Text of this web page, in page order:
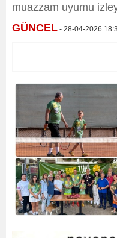
muazzam uyumu
GÜNCEL - 28-04-2026